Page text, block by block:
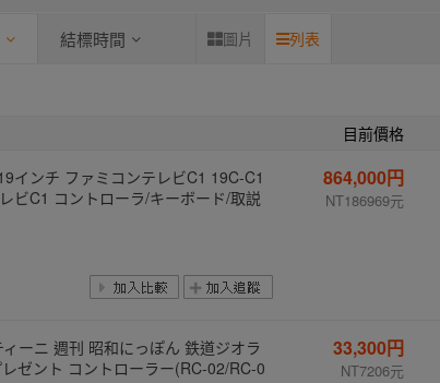
結標時間 圖片 列表
目前價格
インチ ファミコンテレビC1 19C-C1
ビC1 コントローラ/キーボード/取説
864,000円
NT186969元
ーニ 週刊 昭和にっぽん 鉄道ジオラ
ゼント コントローラー(RC-02/RC-0
33,300円
NT7206元